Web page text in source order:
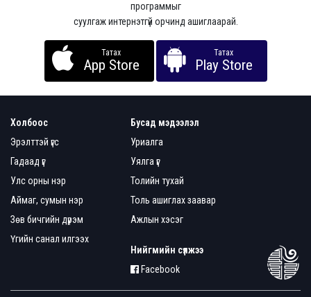
программыг
суулгаж интернэтгүй орчинд ашиглаарай.
Татах
App Store
Татах
Play Store
Холбоос
Эрэлттэй үгс
Гадаад үг
Улс орны нэр
Аймаг, сумын нэр
Зөв бичгийн дүрэм
Үгийн санал илгээх
Бусад мэдээлэл
Уриалга
Уялга үг
Толийн тухай
Толь ашиглах заавар
Ажлын хэсэг
Нийгмийн сүлжээ
Facebook